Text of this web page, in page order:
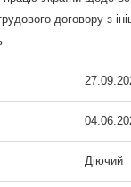
договору з
Діючий